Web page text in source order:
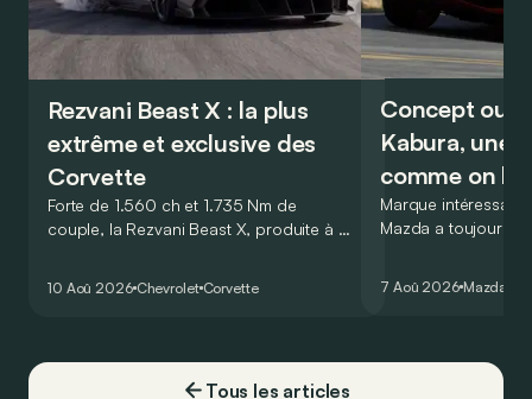
Rezvani Beast X : la plus
extrême et exclusive des
Corvette
Forte de 1.560 ch et 1.735 Nm de
couple, la Rezvani Beast X, produite à 5
10 Aoû 2026 Chevrolet Corvette
Concept
Kabura, une
comme on
Marque
Mazda a toujours
de la plus belle des
7 Aoû 2026 Mazda
Tous les articles